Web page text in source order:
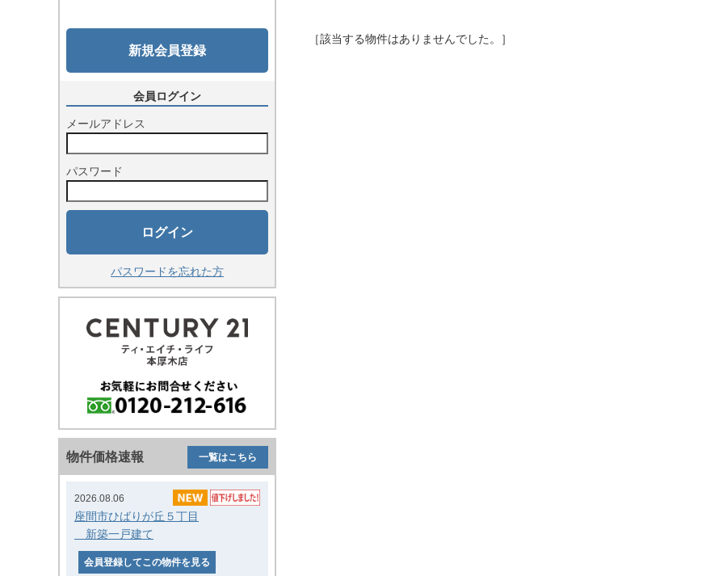
新規会員登録
会員ログイン
メールアドレス
パスワード
ログイン
パスワードを忘れた方
物件価格速報 一覧はこちら
2026.08.06
座間市ひばりが丘５丁目
新築一戸建て
会員登録してこの物件を見る
［該当する物件はありませんでした。］